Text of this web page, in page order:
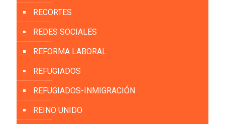
RECORTES
REDES SOCIALES
REFORMA LABORAL
REFUGIADOS
REFUGIADOS-INMIGRACIÓN
REINO UNIDO